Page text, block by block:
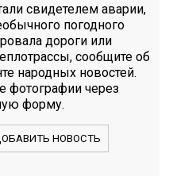
свидетелем аварии,
погодного
дороги или
сообщите об
народных новостей.
фотографии через
форму.
НОВОСТЬ